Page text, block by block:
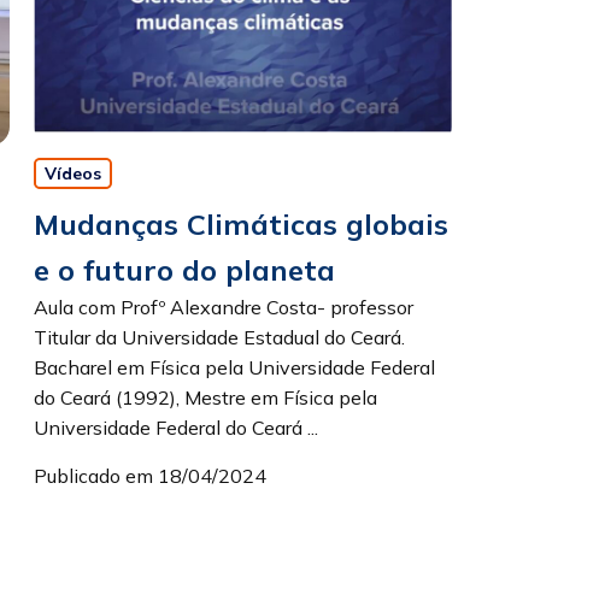
Vídeos
Mudanças Climáticas globais
e o futuro do planeta
Aula com Profº Alexandre Costa- professor
Titular da Universidade Estadual do Ceará.
Bacharel em Física pela Universidade Federal
do Ceará (1992), Mestre em Física pela
Universidade Federal do Ceará ...
Publicado em 18/04/2024